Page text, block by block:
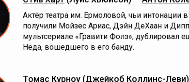
Актёр театра им. Ермоловой, чьи интонации
получили Мойзес Ариас, Дэйн ДеХаан и
мультсериале «Гравити Фолз», дублировал
Неда, вошедшего в его банду.
Томас Курноу (Джейкоб Коллинс-